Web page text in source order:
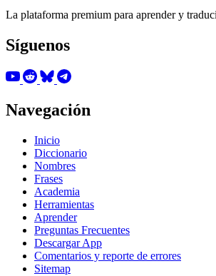
La plataforma premium para aprender y
Síguenos
Navegación
Inicio
Diccionario
Nombres
Frases
Academia
Herramientas
Aprender
Preguntas Frecuentes
Descargar App
Comentarios y reporte de errores
Sitemap